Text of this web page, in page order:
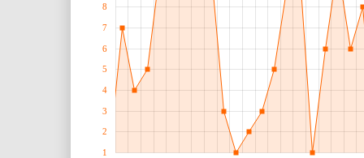
1
2
3
4
5
6
7
8